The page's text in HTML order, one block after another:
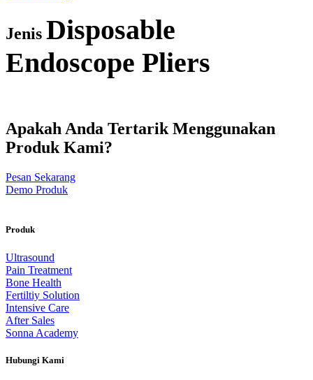
Jenis Disposable
Endoscope Pliers
Apakah Anda Tertarik Menggunakan
Produk Kami?
Pesan Sekarang
Demo Produk
Produk
Ultrasound
Pain Treatment
Bone Health
Fertiltiy Solution
Intensive Care
After Sales
Sonna Academy
Hubungi Kami